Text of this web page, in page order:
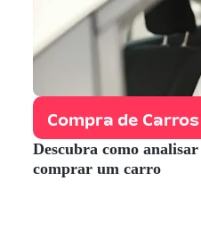
Compra de Carros
Descubra como
comprar um carro